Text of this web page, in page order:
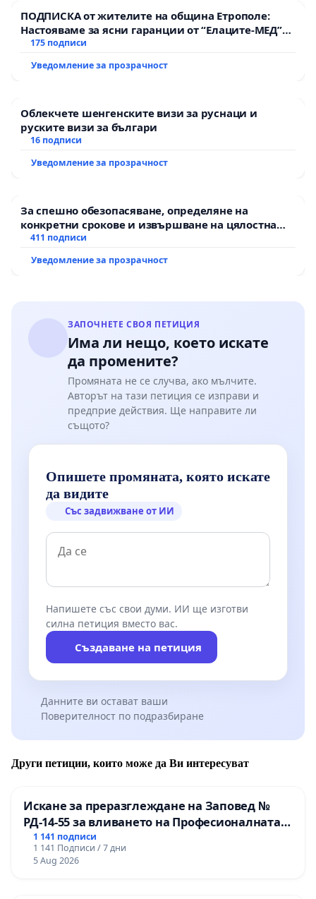
ПОДПИСКА от жителите на община Етрополе:
Настояваме за ясни гаранции от “Елаците-МЕД”
АД и от държавата, че ще се изпълнят всички
175 подписи
Уведомление за прозрачност
Облекчете шенгенските визи за руснаци и
руските визи за българи
16 подписи
Уведомление за прозрачност
За спешно обезопасяване, определяне на
конкретни срокове и извършване на цялостна
рехабилитация на републиканския път между
Мирово - к.к. Момин проход
411 подписи
Уведомление за прозрачност
ЗАПОЧНЕТЕ СВОЯ ПЕТИЦИЯ
Има ли нещо, което искате
да промените?
Промяната не се случва, ако мълчите.
Авторът на тази петиция се изправи и
предприе действия. Ще направите ли
същото?
Опишете промяната, която искате
да видите
Със задвижване от ИИ
Напишете със свои думи. ИИ ще изготви
силна петиция вместо вас.
Създаване на петиция
Данните ви остават ваши
Поверителност по подразбиране
Други петиции, които може да Ви интересуват
Искане за преразглеждане на Заповед №
РД-14-55 за вливането на Професионалната
гимназия по промишлени технологии в
Професионалната гимназия по икономика и
мениджмънт – гр. Пазарджик
1 141 подписи
1 141 Подписи / 7 дни
5 Aug 2026